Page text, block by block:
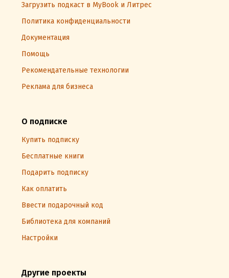
Загрузить подкаст в MyBook и Литрес
Политика конфиденциальности
Документация
Помощь
Рекомендательные технологии
Реклама для бизнеса
О подписке
Купить подписку
Бесплатные книги
Подарить подписку
Как оплатить
Ввести подарочный код
Библиотека для компаний
Настройки
Другие проекты